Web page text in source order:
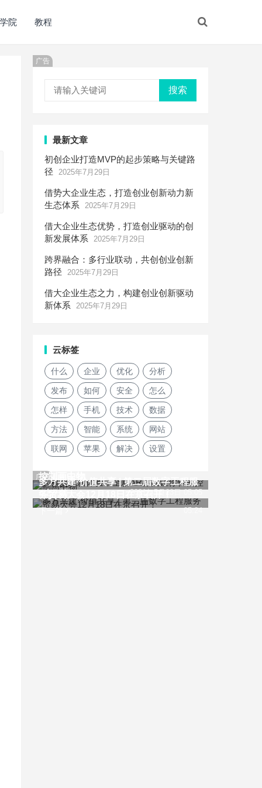
院 教程
广告
搜索
最新文章
初创企业打造MVP的起步策略与关键路
径
2025年7月29日
借势大企业生态，打造创业创新动力新
生态体系
2025年7月29日
借大企业生态优势，打造创业驱动的创
新发展体系
2025年7月29日
跨界融合：多行业联动，共创创业创新
路径
2025年7月29日
借大企业生态之力，构建创业创新驱动
新体系
2025年7月29日
云标签
什么 企业 优化 分析
发布 如何 安全 怎么
怎样 手机 技术 数据
方法 智能 系统 网站
联网 苹果 解决 设置
广告
上一篇
控制画中物
2021年5月23日 05:05
下一篇
多方共建·价值共享 | 第二届数字工程服
05:24